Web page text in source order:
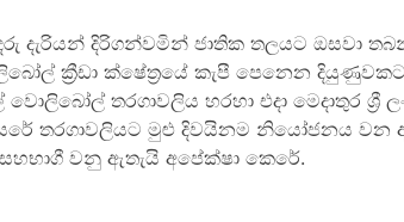
දැරියන් දිරිගන්වමින් ජාතික තලයට ඔසවා
ක්‍රීඩා ක්ෂේත්‍රයේ කැපී පෙනෙන
තරගාවලිය හරහා එදා මෙදාතුර ශ්‍රී
තරගාවලියට මුළු දිවයිනම නියෝජනය
වනු ඇතැයි අපේක්ෂා කෙරේ.